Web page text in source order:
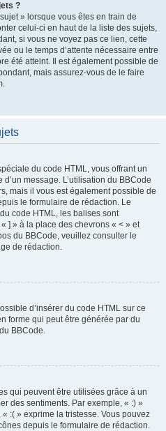
?
» lorsque vous êtes en train de
celui-ci en haut de la liste des sujets,
si vous ne voyez pas ce lien, cette
ou le temps d’attente nécessaire entre
été atteint. Il est également possible de
mais assurez-vous de le faire
du code HTML, vous offrant un
message. L’utilisation du BBCode
mais il vous est également possible de
le formulaire de rédaction. Le
code HTML, les balises sont
] » à la place des chevrons « < » et
du BBCode, veuillez consulter le
de rédaction.
d’insérer du code HTML sur ce
forme qui peut être générée par du
BBCode.
qui peuvent être utilisées grâce à un
des sentiments. Par exemple, « :) »
:( » exprime la tristesse. Vous pouvez
depuis le formulaire de rédaction.